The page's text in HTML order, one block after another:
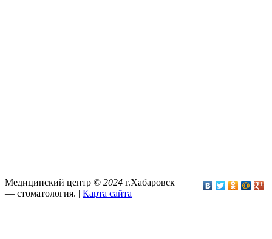
Медицинский центр © 2024 г.Хабаровск |
— стоматология. | Карта сайта